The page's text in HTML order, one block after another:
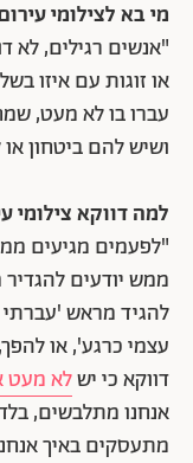
מי בא לצילומי
או זוגות עם איזו
עברו בו לא מעט,
ושיש להם ביטחון
למה דווקא צילומי
"לפעמים מגיעים
ממש יודעים
להגיד מראש 'עברתי
עצמי כרגע', או
דווקא כי ישלא מעט
אנחנו מתלבשים,
מתעסקים באיך